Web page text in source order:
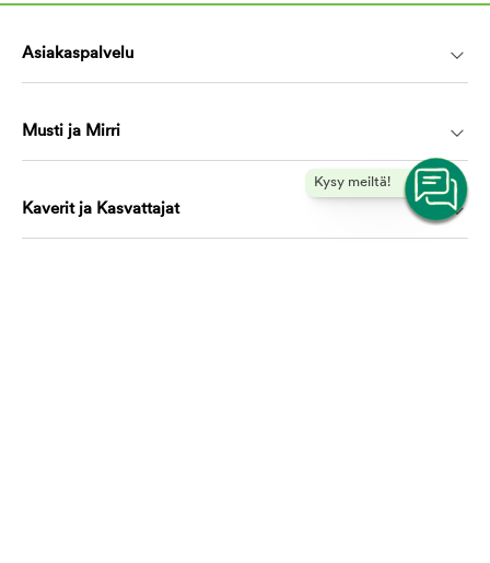
Kysy meiltä!
Asiakaspalvelu
Musti ja Mirri
Kaverit ja Kasvattajat